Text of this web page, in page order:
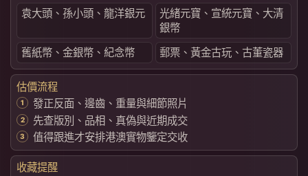
袁大頭、孫小頭、龍洋銀元
光緒元寶、宣統元寶、大清
銀幣
舊紙幣、金銀幣、紀念幣
郵票、黃金古玩、古董瓷器
估價流程
發正反面、邊齒、重量與細節照片
先查版別、品相、真偽與近期成交
值得跟進才安排港澳實物鑒定交收
收藏提醒